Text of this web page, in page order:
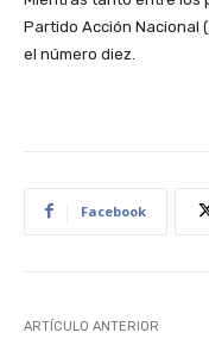
Partido Acción Nacional
el número diez.
Facebook
ARTÍCULO ANTERIOR